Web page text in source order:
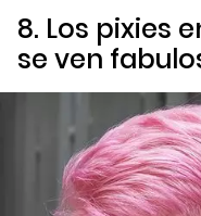
8. Los pixies
se ven